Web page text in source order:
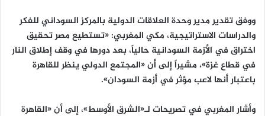
ووفق تقدير مدير وحدة العلاقات الدولية بالمركز السوداني للفكر
والدراسات الاستراتيجية، مكي المغربي: «تستطيع مصر تحقيق
اختراق في الأزمة السودانية حالياً، بعد دورها في وقف إطلاق النار
في قطاع غزة»، مشيراً إلى أن «المجتمع الدولي ينظر للقاهرة
باعتبار أنها لاعب مؤثر في أزمة السودان».
وأشار المغربي في تصريحات لـ«الشرق الأوسط»، إلى أن «القاهرة